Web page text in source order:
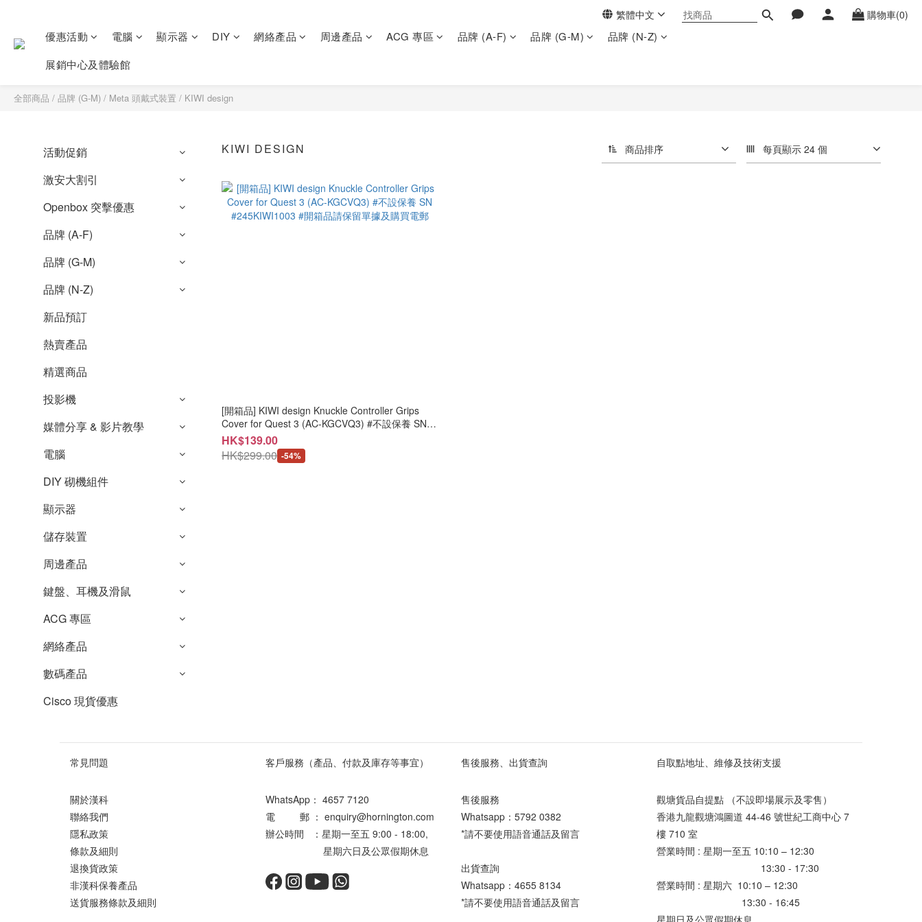
繁體中文 購物車(0)
優惠活動 電腦 顯示器 DIY 網絡產品 周邊產品 ACG 專區 品牌 (A-F) 品牌 (G-M)
品牌 (N-Z)
展銷中心及體驗館
全部商品 / 品牌 (G-M) / Meta 頭戴式裝置 / KIWI design
活動促銷
激安大割引
Openbox 突擊優惠
品牌 (A-F)
品牌 (G-M)
品牌 (N-Z)
新品預訂
熱賣產品
精選商品
投影機
媒體分享 & 影片教學
電腦
DIY 砌機組件
顯示器
儲存裝置
周邊產品
鍵盤、耳機及滑鼠
ACG 專區
網絡產品
數碼產品
Cisco 現貨優惠
KIWI DESIGN 商品排序 每頁顯示 24 個
[開箱品] KIWI design Knuckle Controller Grips
Cover for Quest 3 (AC-KGCVQ3) #不設保養 SN
#245KIWI1003 #開箱品請保留單據及購買電郵
HK$139.00
HK$299.00 -54%
常見問題
關於漢科
聯絡我們
隱私政策
條款及細則
退換貨政策
非漢科保養產品
送貨服務條款及細則
客戶服務（產品、付款及庫存等事宜）
WhatsApp： 4657 7120
電 郵 ： enquiry@hornington.com
辦公時間 ：星期一至五 9:00 - 18:00,
星期六日及公眾假期休息
售後服務、出貨查詢
售後服務
Whatsapp： 5792 0382
*請不要使用語音通話及留言
出貨查詢
Whatsapp： 4655 8134
*請不要使用語音通話及留言
自取點地址、維修及技術支援
觀塘貨品自提點 （不設即場展示及零售）
香港九龍觀塘鴻圖道 44-46 號世紀工商中心 7
樓 710 室
營業時間 : 星期一至五 10:10 – 12:30
13:30 - 17:30
營業時間 : 星期六 10:10 – 12:30
13:30 - 16:45
星期日及公眾假期休息